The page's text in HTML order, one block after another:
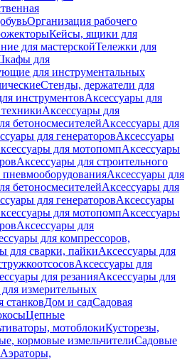
Организация рабочего
Кейсы, ящики для
для мастерскойТележки для
для
для инструментальных
Стенды, держатели для
инструментовАксессуары для
Аксессуары для
бетоносмесителейАксессуары для
для генераторовАксессуары
для мотопомпАксессуары
Аксессуары для строительного
Аксессуары для
бетоносмесителейАксессуары для
для генераторовАксессуары
для мотопомпАксессуары
Аксессуары для
для компрессоров,
для сварки, пайкиАксессуары для
Аксессуары для
для резанияАксессуары для
измерительных
станковДом и садСадовая
Цепные
мотоблокиКусторезы,
кормовые измельчителиСадовые
Аэраторы,